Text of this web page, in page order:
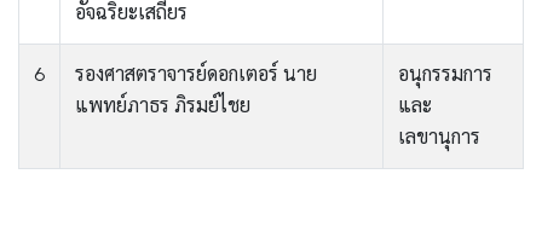
อัจฉริยะเสถียร
6
รองศาสตราจารย์ดอกเตอร์ นาย
แพทย์ภาธร ภิรมย์ไชย
อนุกรรมการ
และ
เลขานุการ